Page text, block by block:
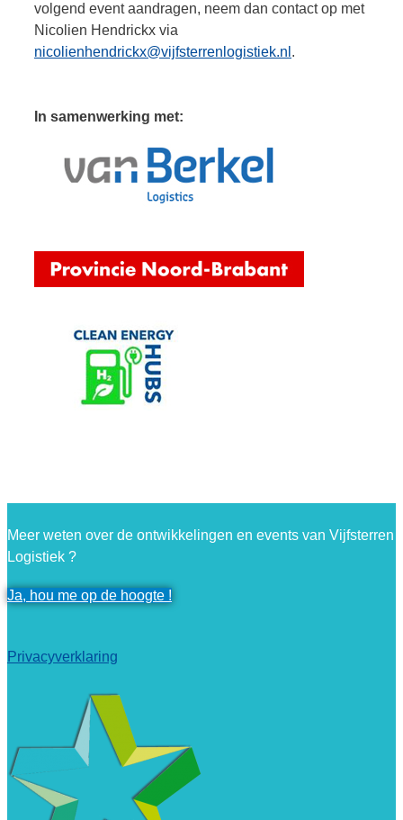
volgend event aandragen, neem dan contact op met
Nicolien Hendrickx via
nicolienhendrickx@vijfsterrenlogistiek.nl .
In samenwerking met:
Meer weten over de ontwikkelingen en events van Vijfsterren
Logistiek ?
Ja, hou me op de hoogte !
Privacyverklaring